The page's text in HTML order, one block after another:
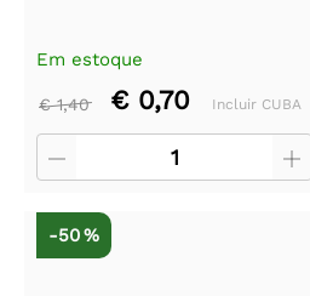
Em estoque
€ 1,40 € 0,70 Incluir CUBA
-50 %